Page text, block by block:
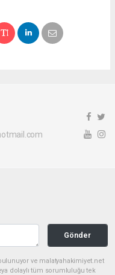
Gönder
ve malatyahakimiyet.net
dolaylı tüm sorumluluğu tek